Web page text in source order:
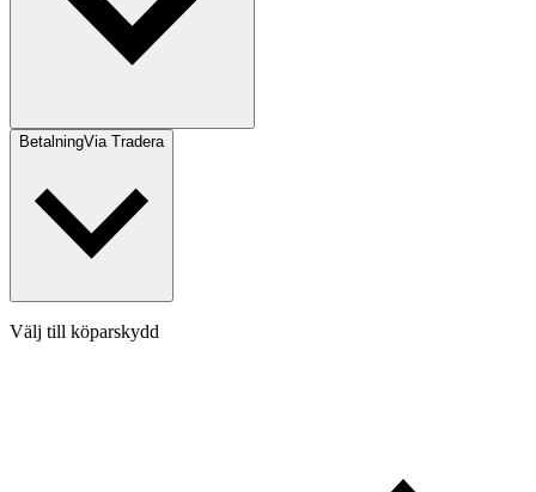
BetalningVia Tradera
Välj till köparskydd